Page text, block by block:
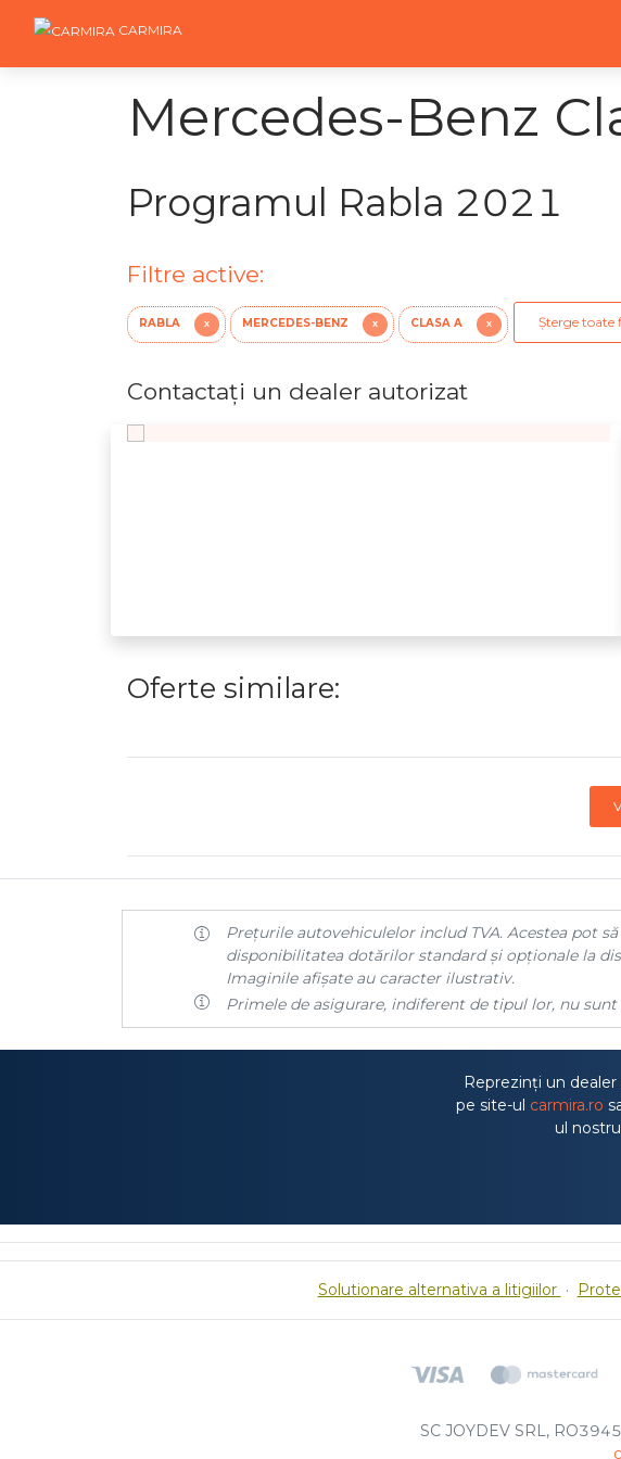
CARMIRA
Mercedes-Benz
Programul Rabla 2021
Filtre active:
RABLA X MERCEDES-BENZ X CLASA A X Șterge toate
Contactaţi un dealer autorizat
Oferte similare:
Prețurile autovehiculelor includ TVA. Acestea pot
disponibilitatea dotărilor standard și opționale la
Imaginile afișate au caracter ilustrativ.
Primele de asigurare, indiferent de tipul lor, nu sunt
Reprezinți un
pe site-ul carmira.ro
ul
Solutionare alternativa a litigiilor ·
SC JOYDEV SRL,